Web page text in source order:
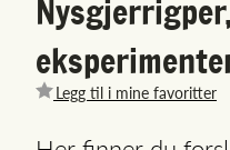
Legg til i mine favoritter